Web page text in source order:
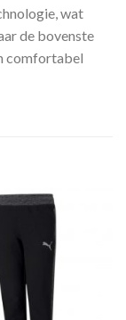
wat
de bovenste
comfortabel